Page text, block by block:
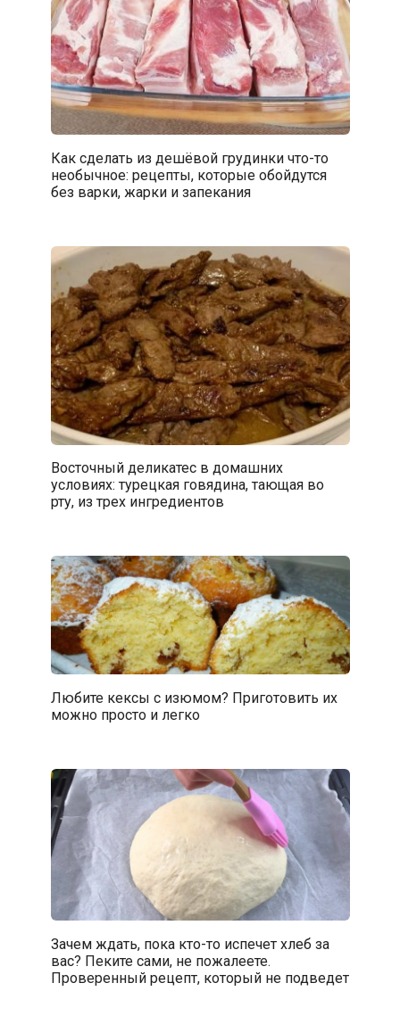
Как сделать из дешёвой грудинки что-то
необычное: рецепты, которые обойдутся
без варки, жарки и запекания
Восточный деликатес в домашних
условиях: турецкая говядина, тающая во
рту, из трех ингредиентов
Любите кексы с изюмом? Приготовить их
можно просто и легко
Зачем ждать, пока кто-то испечет хлеб за
вас? Пеките сами, не пожалеете.
Проверенный рецепт, который не подведет